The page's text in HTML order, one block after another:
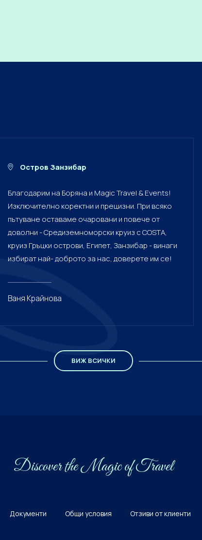
Остров Занзибар
Благодарим на Боряна и Magic Travel & Events!
Изключително коректни и прецизни. При всяко
пътуване оставаме очаровани и повече от
доволни - Средиземноморски круиз с COSTA,
круиз Гръцки острови, Египет, Занзибар - винаги
избират най- доброто за нас, доверете им се!
Ваня Крайнова
ВИЖ ВСИЧКИ
Discover the Мagiс of Travel
Документи Общи условия Отзиви от клиенти